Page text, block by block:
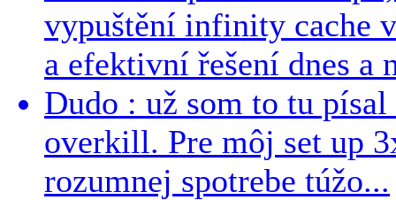
vypuštění infinity cache
a efektivní řešení dnes a
Dudo : už som to tu
overkill. Pre môj set up
rozumnej spotrebe túžo...